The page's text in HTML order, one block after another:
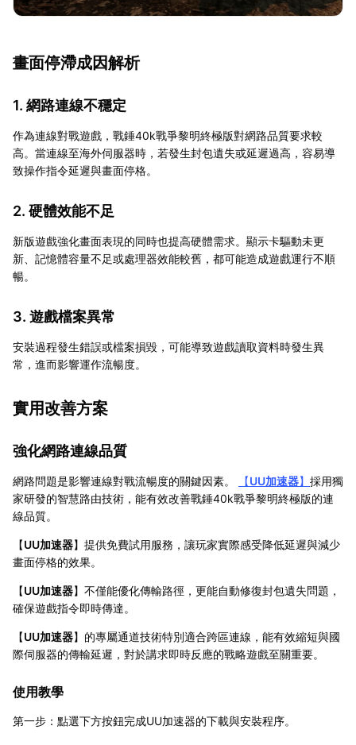
畫面停滯成因解析
1. 網路連線不穩定
作為連線對戰遊戲，戰錘40k戰爭黎明終極版對網路品質要求較
高。當連線至海外伺服器時，若發生封包遺失或延遲過高，容易導
致操作指令延遲與畫面停格。
2. 硬體效能不足
新版遊戲強化畫面表現的同時也提高硬體需求。顯示卡驅動未更
新、記憶體容量不足或處理器效能較舊，都可能造成遊戲運行不順
暢。
3. 遊戲檔案異常
安裝過程發生錯誤或檔案損毀，可能導致遊戲讀取資料時發生異
常，進而影響運作流暢度。
實用改善方案
強化網路連線品質
網路問題是影響連線對戰流暢度的關鍵因素。 【UU加速器】 採用獨
家研發的智慧路由技術，能有效改善戰錘40k戰爭黎明終極版的連
線品質。
【UU加速器】提供免費試用服務，讓玩家實際感受降低延遲與減少
畫面停格的效果。
【UU加速器】不僅能優化傳輸路徑，更能自動修復封包遺失問題，
確保遊戲指令即時傳達。
【UU加速器】的專屬通道技術特別適合跨區連線，能有效縮短與國
際伺服器的傳輸延遲，對於講求即時反應的戰略遊戲至關重要。
使用教學
第一步：點選下方按鈕完成UU加速器的下載與安裝程序。